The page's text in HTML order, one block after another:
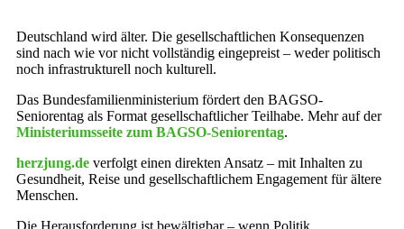
Deutschland wird älter. Die gesellschaftlichen Konsequenzen
sind nach wie vor nicht vollständig eingepreist – weder politisch
noch infrastrukturell noch kulturell.
Das Bundesfamilienministerium fördert den BAGSO-
Seniorentag als Format gesellschaftlicher Teilhabe. Mehr auf der
Ministeriumsseite zum BAGSO-Seniorentag.
herzjung.de verfolgt einen direkten Ansatz – mit Inhalten zu
Gesundheit, Reise und gesellschaftlichem Engagement für ältere
Menschen.